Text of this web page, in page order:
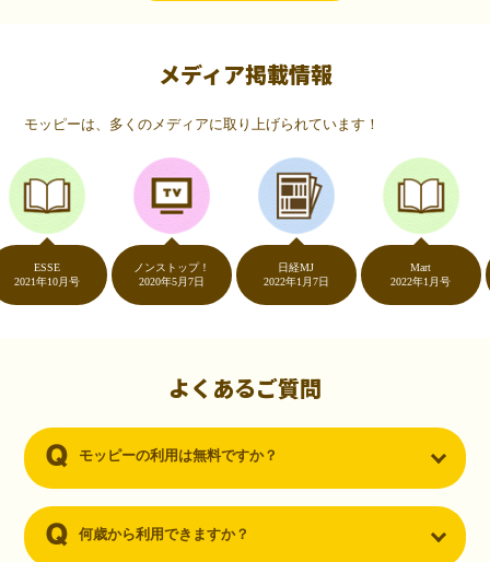
いつものネットショッピングが、モッピーでお得
（20代・女性）
友達に勧められてモッピーをはじめました。空いた時間にスマホで買
い物をすることが多いのですが、モッピーを経由するだけでショップ
のポイントとモッピーのポイントが二重で貯まることを知り、ビック
リ…！いつものネットショッピングをモッピーを経由するだけでポイ
ントが貯まるなんて…もっと早く教えてほしかった～！貯まったポイ
ントはギフト券に交換して、プチ贅沢を楽しんでます♪
（30代・男性）
ーを知りました。クレジットカードを発行するだけでポイントが貯ま
るならと無料登録して、クレジットカードの発行やアプリダウンロー
メディア掲載情報
モッピーは、多くのメディアに取り上げられています！
年10月号
ノンストップ！
2020年5月7日
日経MJ
2022年1月7日
2022年1月号
よくあるご質問
モッピーの利用は無料ですか？
何歳から利用できますか？